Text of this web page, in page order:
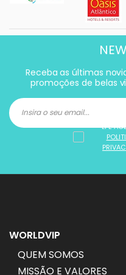
Receba as últimas
promoções de belas
LI E
WORLDVIP
QUEM SOMOS
MISSÃO E VALORES